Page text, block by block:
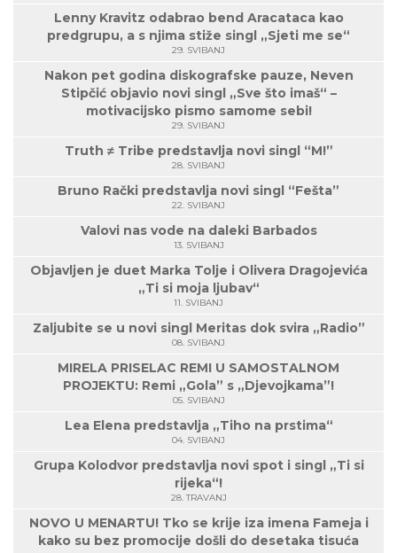
Lenny Kravitz odabrao bend Aracataca kao
predgrupu, a s njima stiže singl „Sjeti me se“
29. SVIBANJ
Nakon pet godina diskografske pauze, Neven
Stipčić objavio novi singl „Sve što imaš“ –
motivacijsko pismo samome sebi!
29. SVIBANJ
Truth ≠ Tribe predstavlja novi singl “M!”
28. SVIBANJ
Bruno Rački predstavlja novi singl “Fešta”
22. SVIBANJ
Valovi nas vode na daleki Barbados
13. SVIBANJ
Objavljen je duet Marka Tolje i Olivera Dragojevića
„Ti si moja ljubav“
11. SVIBANJ
Zaljubite se u novi singl Meritas dok svira „Radio”
08. SVIBANJ
MIRELA PRISELAC REMI U SAMOSTALNOM
PROJEKTU: Remi „Gola” s „Djevojkama”!
05. SVIBANJ
Lea Elena predstavlja „Tiho na prstima“
04. SVIBANJ
Grupa Kolodvor predstavlja novi spot i singl „Ti si
rijeka“!
28. TRAVANJ
NOVO U MENARTU! Tko se krije iza imena Fameja i
kako su bez promocije došli do desetaka tisuća